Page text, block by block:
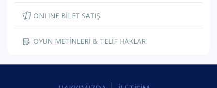
ONLINE BİLET SATIŞ
OYUN METİNLERİ & TELİF HAKLARI